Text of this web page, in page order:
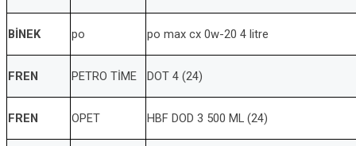
BİNEK po po max cx 0w-20 4 litre
FREN PETRO TİME DOT 4 (24)
FREN OPET HBF DOD 3 500 ML (24)